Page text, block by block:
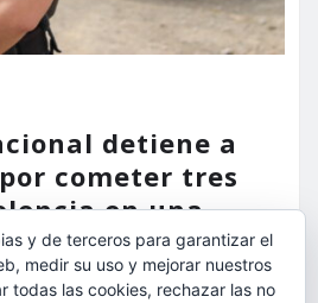
detiene a
cometer tres
en una
Ago 7, 2026
y de terceros para garantizar el
medir su uso y mejorar nuestros
todas las cookies, rechazar las no